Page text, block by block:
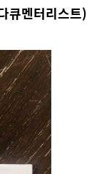
큐멘터리스트)